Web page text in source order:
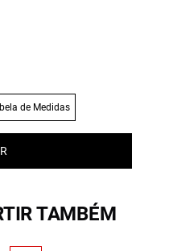
de Medidas
TAMBÉM